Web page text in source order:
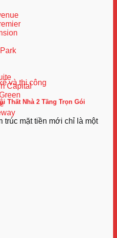
Capital
Thất Nhà 2 Tầng Trọn Gói
trúc mặt tiền mới chỉ là một